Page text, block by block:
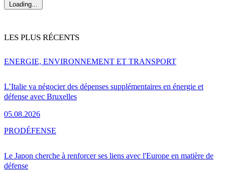
Loading...
LES PLUS RÉCENTS
L’Italie va négocier des dépenses supplémentaires en énergie et
défense avec Bruxelles
05.08.2026
ENERGIE, ENVIRONNEMENT ET TRANSPORT
Le Japon cherche à renforcer ses liens avec l'Europe en matière de
défense
PRODÉFENSE